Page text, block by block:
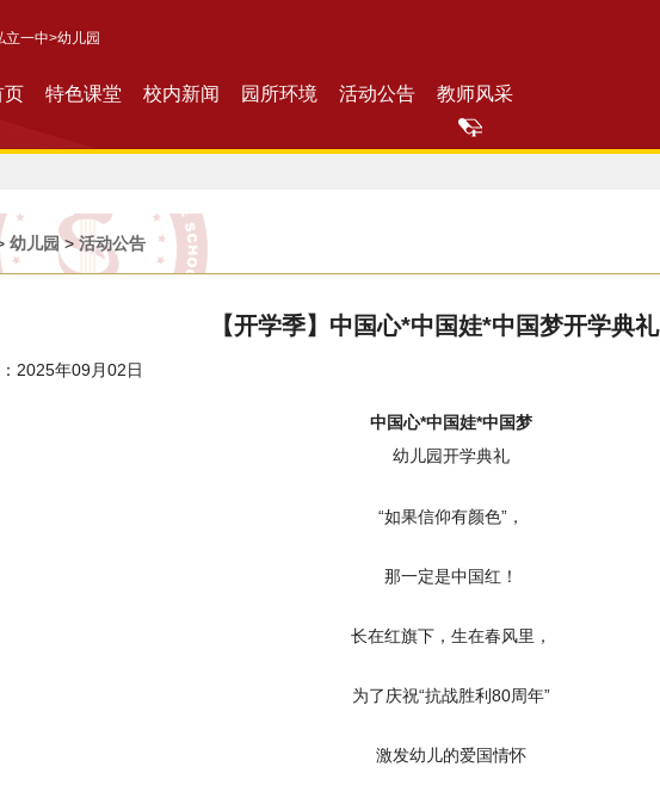
立一中>幼儿园
页 特色课堂 校内新闻 园所环境 活动公告 教师风采
幼儿园>活动公告
【开学季】中国心*中国娃*中国梦开学典礼
2025年09月02日
中国心*中国娃*中国梦
幼儿园开学典礼
“如果信仰有颜色”，
那一定是中国红！
长在红旗下，生在春风里，
为了庆祝“抗战胜利80周年”
激发幼儿的爱国情怀